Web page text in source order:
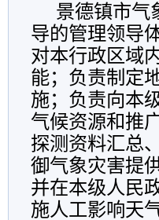
景德镇市气
导的管理领导
对本行政区域
能；负责制定
施；负责向本
气候资源和推
探测资料汇总
御气象灾害提
并在本级人民
施人工影响天